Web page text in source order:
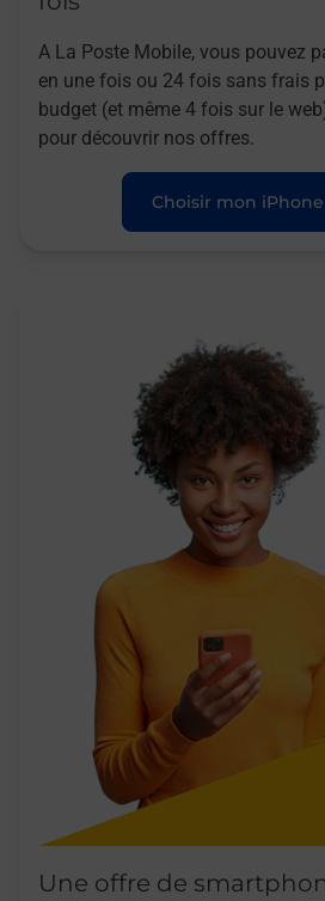
A La Poste Mobile, vous pouvez
en une fois ou 24 fois sans frais
budget (et même 4 fois sur le
pour découvrir nos offres.
Choisir mon iPhone
Une offre de